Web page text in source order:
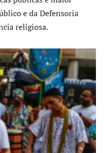
e da Defensoria
religiosa.